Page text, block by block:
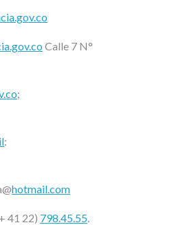
Calle 7 N°
;
:
hotmail.com
41 22) 798.45.55.